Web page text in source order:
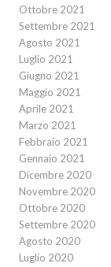
Ottobre 2021
Settembre 2021
Agosto 2021
Luglio 2021
Giugno 2021
Maggio 2021
Aprile 2021
Marzo 2021
Febbraio 2021
Gennaio 2021
Dicembre 2020
Novembre 2020
Ottobre 2020
Settembre 2020
Agosto 2020
Luglio 2020